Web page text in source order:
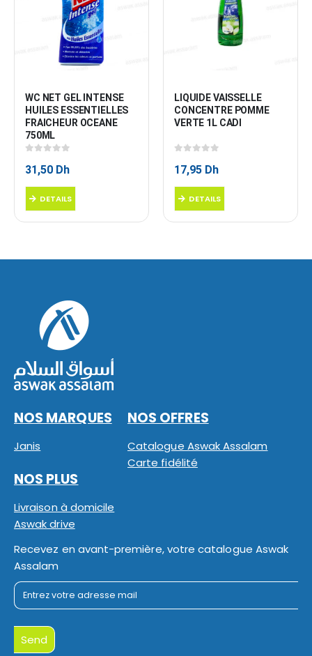
WC NET GEL INTENSE
HUILES ESSENTIELLES
FRAICHEUR OCEANE
750ML
31,50 Dh
DETAILS
LIQUIDE VAISSELLE
CONCENTRE POMME
VERTE 1L CADI
17,95 Dh
DETAILS
NOS MARQUES
Janis
NOS OFFRES
Catalogue Aswak Assalam
Carte fidélité
NOS PLUS
Livraison à domicile
Aswak drive
Recevez en avant-première, votre catalogue Aswak
Assalam